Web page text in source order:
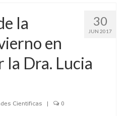
Sigmund Freud
30
JUN 2017
la
en
la Dra. Lucia
Cientificas | 0